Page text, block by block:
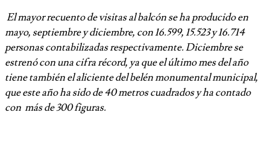
El mayor recuento de visitas al balcón se ha producido en
mayo, septiembre y diciembre, con 16.599, 15.523 y 16.714
personas contabilizadas respectivamente. Diciembre se
estrenó con una cifra récord, ya que el último mes del año
tiene también el aliciente del belén monumental municipal,
que este año ha sido de 40 metros cuadrados y ha contado
con más de 300 figuras.